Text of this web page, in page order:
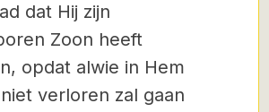
dat Hij zijn
Zoon heeft
opdat alwie in Hem
verloren zal gaan